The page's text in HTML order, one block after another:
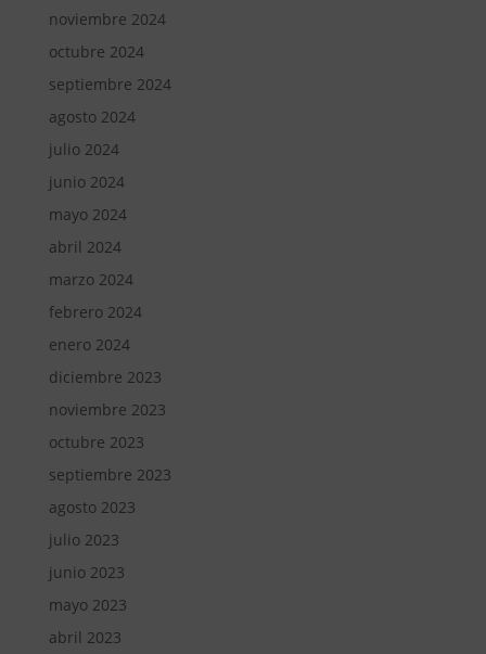
noviembre 2024
octubre 2024
septiembre 2024
agosto 2024
julio 2024
junio 2024
mayo 2024
abril 2024
marzo 2024
febrero 2024
enero 2024
diciembre 2023
noviembre 2023
octubre 2023
septiembre 2023
agosto 2023
julio 2023
junio 2023
mayo 2023
abril 2023